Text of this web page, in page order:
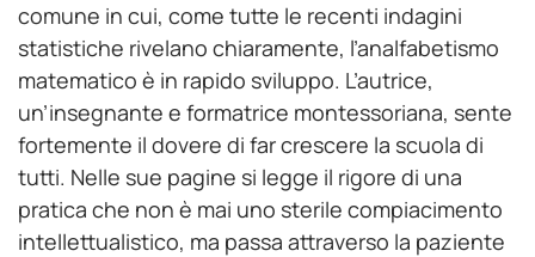
comune in cui, come tutte le recenti indagini
statistiche rivelano chiaramente, l’analfabetismo
matematico è in rapido sviluppo. L’autrice,
un’insegnante e formatrice montessoriana, sente
fortemente il dovere di far crescere la scuola di
tutti. Nelle sue pagine si legge il rigore di una
pratica che non è mai uno sterile compiacimento
intellettualistico, ma passa attraverso la paziente